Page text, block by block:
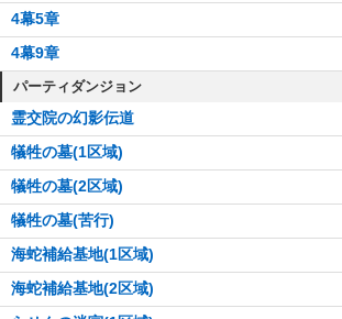
4幕5章
4幕9章
パーティダンジョン
霊交院の幻影伝道
犠牲の墓(1区域)
犠牲の墓(2区域)
犠牲の墓(苦行)
海蛇補給基地(1区域)
海蛇補給基地(2区域)